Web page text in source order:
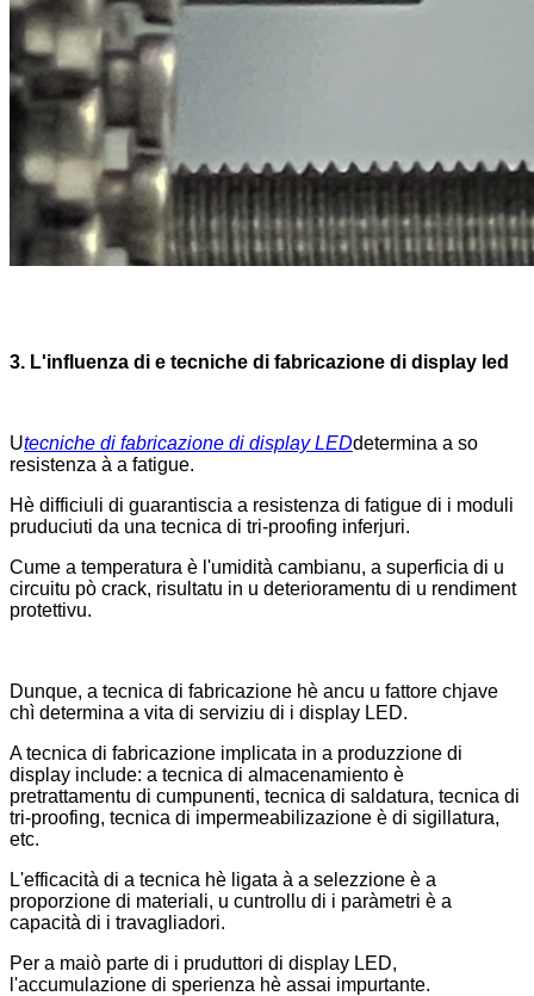
3. L'influenza di e tecniche di fabricazione di display led
Utecniche di fabricazione di display LEDdetermina a so
resistenza à a fatigue.
Hè difficiuli di guarantiscia a resistenza di fatigue di i moduli
pruduciuti da una tecnica di tri-proofing inferjuri.
Cume a temperatura è l'umidità cambianu, a superficia di u
circuitu pò crack, risultatu in u deterioramentu di u rendiment
protettivu.
Dunque, a tecnica di fabricazione hè ancu u fattore chjave
chì determina a vita di serviziu di i display LED.
A tecnica di fabricazione implicata in a produzzione di
display include: a tecnica di almacenamiento è
pretrattamentu di cumpunenti, tecnica di saldatura, tecnica di
tri-proofing, tecnica di impermeabilizazione è di sigillatura,
etc.
L'efficacità di a tecnica hè ligata à a selezzione è a
proporzione di materiali, u cuntrollu di i paràmetri è a
capacità di i travagliadori.
Per a maiò parte di i pruduttori di display LED,
l'accumulazione di sperienza hè assai impurtante.